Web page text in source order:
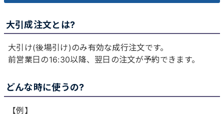
大引成注文とは?
大引け(後場引け)のみ有効な成行注文です。
前営業日の16:30以降、翌日の注文が予約できます。
どんな時に使うの?
【例】